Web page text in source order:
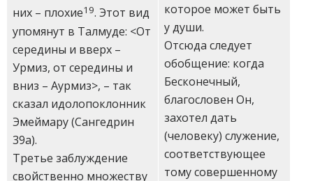
них – плохие19. Этот вид
упомянут в Талмуде: <От
середины и вверх –
Урмиз, от середины и
вниз – Аурмиз>, – так
сказал идолопоклонник
Эмеймару (Сангедрин
39а).
Третье заблуждение
свойственно множеству
которое может быть
у души.
Отсюда следует
обобщение: когда
Бесконечный,
благословен Он,
захотел дать
(человеку) служение,
соответствующее
тому совершенному